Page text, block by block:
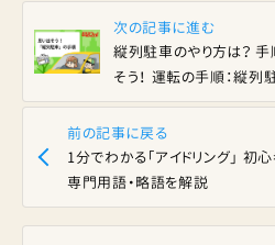
前の記事に戻る
1分でわかる「アイドリング」 初
専門用語・略語を解説
次の記事に進む
縦列駐車のやり方は？
そう！ 運転の手順：縦列